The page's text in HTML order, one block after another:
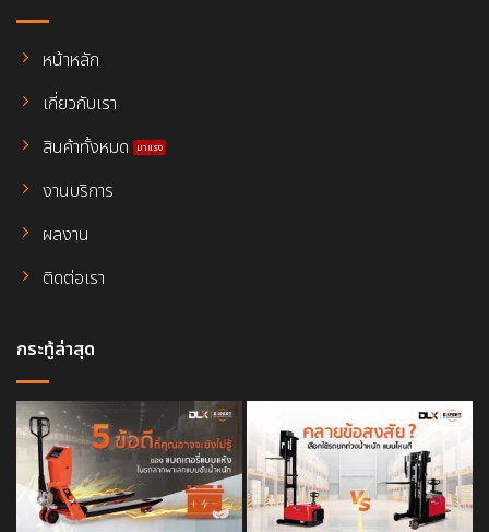
หน้าหลัก
เกี่ยวกับเรา
สินค้าทั้งหมด
งานบริการ
ผลงาน
ติดต่อเรา
กระทู้ล่าสุด